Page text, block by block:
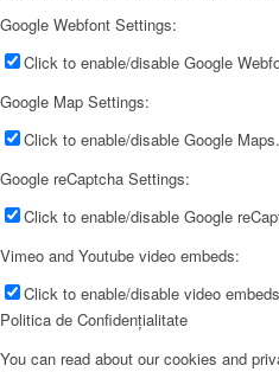
Google Webfont Settings:
Click to enable/disable Google
Google Map Settings:
Click to enable/disable Google Maps.
Google reCaptcha Settings:
Click to enable/disable Google
Vimeo and Youtube video embeds:
Click to enable/disable video
Politica de Confidențialitate
You can read about our cookies and